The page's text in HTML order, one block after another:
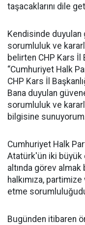
taşacaklarını dile
Kendisinde duyulan
sorumluluk ve
belirten CHP Kars İl
“Cumhuriyet Halk
CHP Kars İl
Bana duyulan
sorumluluk ve
bilgisine
Cumhuriyet Halk
Atatürk'ün iki büyük
altında görev
halkımıza,
etme
Bugünden itibaren